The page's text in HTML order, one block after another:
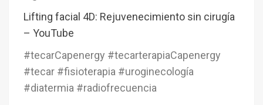
Lifting facial 4D: Rejuvenecimiento sin cirugía
– YouTube
#tecarCapenergy #tecarterapiaCapenergy
#tecar #fisioterapia #uroginecología
#diatermia #radiofrecuencia